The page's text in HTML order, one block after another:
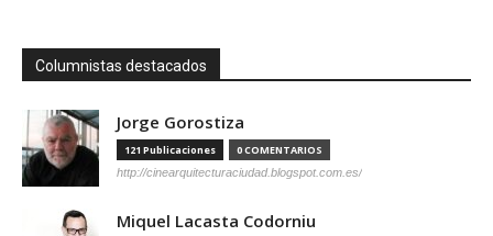
Columnistas destacados
Jorge Gorostiza
121 Publicaciones 0 COMENTARIOS
http://cinearquitecturaciudad.blogspot.com.es/
Miquel Lacasta Codorniu